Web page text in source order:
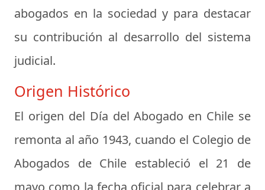
abogados en la sociedad y para destacar
su contribución al desarrollo del sistema
judicial.
Origen Histórico
El origen del Día del Abogado en Chile se
remonta al año 1943, cuando el Colegio de
Abogados de Chile estableció el 21 de
mayo como la fecha oficial para celebrar a